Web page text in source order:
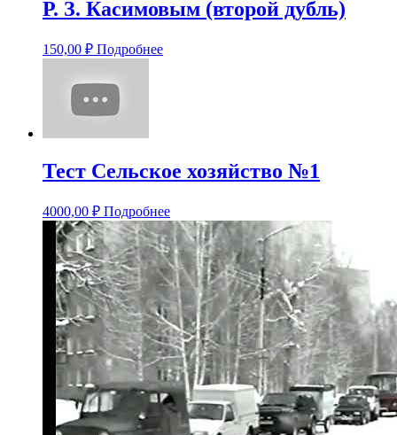
Р. З. Касимовым (второй дубль)
150,00 ₽ Подробнее
Тест Сельское хозяйство №1
4000,00 ₽ Подробнее